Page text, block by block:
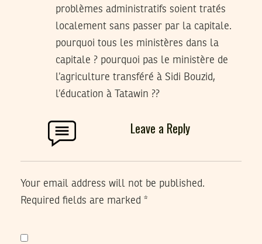
problèmes administratifs soient tratés
localement sans passer par la capitale.
pourquoi tous les ministères dans la
capitale ? pourquoi pas le ministère de
l’agriculture transféré à Sidi Bouzid,
l’éducation à Tatawin ??
Leave a Reply
Your email address will not be published.
Required fields are marked *